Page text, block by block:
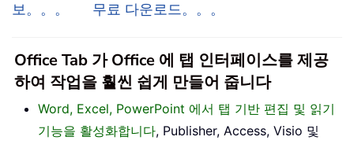
보。。。
무료 다운로드。。。
Office Tab 가 Office 에 탭 인터페이스를 제공
하여 작업을 훨씬 쉽게 만들어 줍니다
Word, Excel, PowerPoint 에서 탭 기반 편집 및 읽기
기능을 활성화합니다, Publisher, Access, Visio 및